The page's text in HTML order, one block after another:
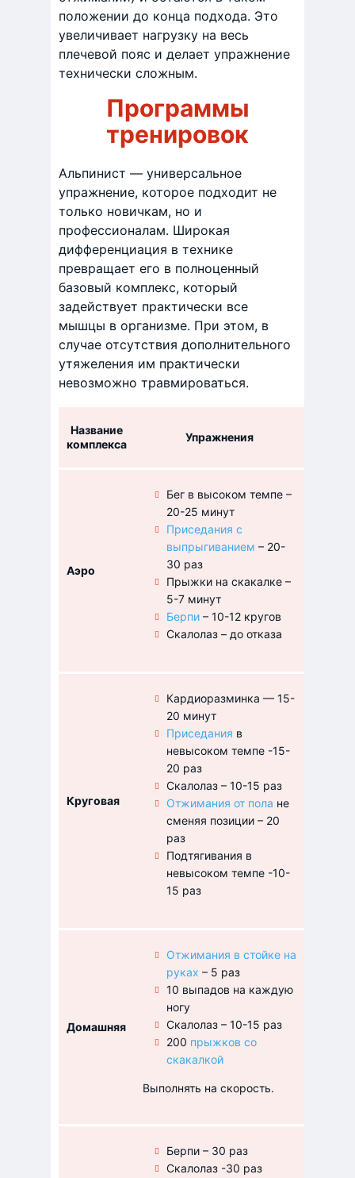
положении до конца подхода. Это
увеличивает нагрузку на весь
плечевой пояс и делает упражнение
технически сложным.
Программы
тренировок
Альпинист — универсальное
упражнение, которое подходит не
только новичкам, но и
профессионалам. Широкая
дифференциация в технике
превращает его в полноценный
базовый комплекс, который
задействует практически все
мышцы в организме. При этом, в
случае отсутствия дополнительного
утяжеления им практически
невозможно травмироваться.
Название
комплекса
Упражнения
Аэро
Бег в высоком темпе –
20-25 минут
Приседания с
выпрыгиванием – 20-
30 раз
Прыжки на скакалке –
5-7 минут
Берпи – 10-12 кругов
Скалолаз – до отказа
Круговая
Кардиоразминка — 15-
20 минут
Приседания в
невысоком темпе -15-
20 раз
Скалолаз – 10-15 раз
Отжимания от пола не
сменяя позиции – 20
раз
Подтягивания в
невысоком темпе -10-
15 раз
Домашняя
Отжимания в стойке на
руках – 5 раз
10 выпадов на каждую
ногу
Скалолаз – 10-15 раз
200 прыжков со
скакалкой
Выполнять на скорость.
Берпи – 30 раз
Скалолаз -30 раз